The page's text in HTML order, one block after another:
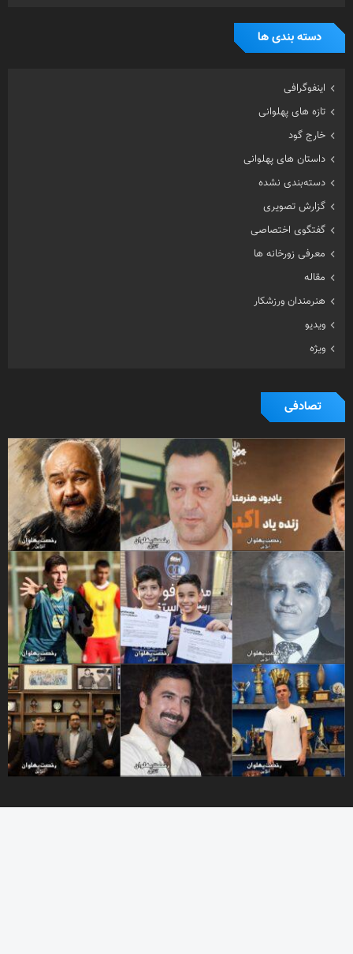
دسته بندی ها
اینفوگرافی
تازه های پهلوانی
خارج گود
داستان های پهلوانی
دسته‌بندی نشده
گزارش تصویری
گفتگوی اختصاصی
معرفی زورخانه ها
مقاله
هنرمندان ورزشکار
ویدیو
ویژه
تصادفی